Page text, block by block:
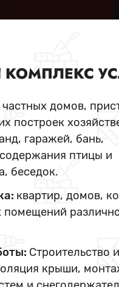
частных домов,
построек
гаражей, бань,
птицы и
беседок.
квартир, домов,
помещений
Строительство
крыши,